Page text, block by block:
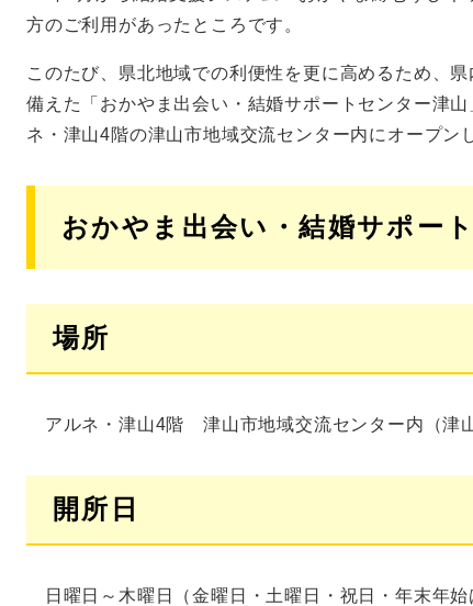
方のご利用があったところです。
このたび、県北地域での利便性を更に高めるため、
備えた「おかやま出会い・結婚サポートセンター津
ネ・津山4階の津山市地域交流センター内にオープン
おかやま出会い・結婚サポー
場所
アルネ・津山4階 津山市地域交流センター内（津
開所日
日曜日～木曜日（金曜日・土曜日・祝日・年末年始